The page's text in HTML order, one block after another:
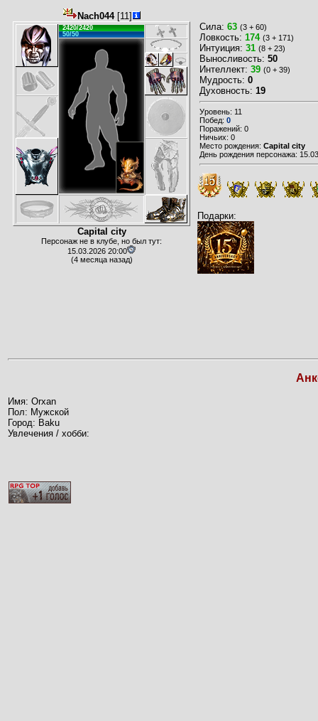
Nach044[11]
2420/2420
50/50
Capital city
Персонаж не в клубе, но был тут:
15.03.2026 20:00
(4 месяца назад)
Сила: 63 (3 + 60)
Ловкость: 174 (3 + 171)
Интуиция: 31 (8 + 23)
Выносливость: 50
Интеллект: 39 (0 + 39)
Мудрость: 0
Духовность: 19
Уровень: 11
Побед: 0
Поражений: 0
Ничьих: 0
Место рождения: Capital city
День рождения персонажа:
Подарки:
Имя: Orxan
Пол: Мужской
Город: Baku
Увлечения / хобби: